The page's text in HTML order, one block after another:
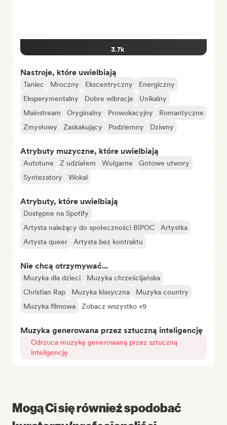
3.7k
Nastroje, które uwielbiają
Taniec Mroczny Ekscentryczny
Energiczny
Eksperymentalny
Dobre wibracje
Unikalny
Mainstream
Oryginalny Prowokacyjny
Romantyczne
Zmysłowy
Zaskakujący Podziemny Dziwny
Atrybuty muzyczne, które uwielbiają
Autotune Z udziałem Wulgarne
Gotowe utwory
Syntezatory
Wokal
Atrybuty, które uwielbiają
Dostępne na Spotify
Artysta należący do społeczności BIPOC
Artystka
Artysta queer
Artysta bez kontraktu
Nie chcą otrzymywać...
Muzyka dla dzieci
Muzyka chrześcijańska
Christian Rap
Muzyka klasyczna
Muzyka country
Muzyka filmowa
Zobacz wszystko +9
Muzyka generowana przez sztuczną inteligencję
Odrzuca muzykę generowaną przez sztuczną
inteligencję
Mogą Ci się również spodobać